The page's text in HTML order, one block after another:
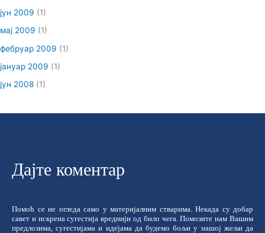
јун 2009 (1)
мај 2009 (1)
фебруар 2009 (1)
јануар 2009 (1)
јун 2008 (1)
Дајте коментар
Помоћ се не огледа само у материјалним стварима. Некада су добар
савет и искрена сугестија вреднији од било чега. Помозите нам Вашим
предлозима, сугестијама и идејама да будемо бољи у нашој жељи да